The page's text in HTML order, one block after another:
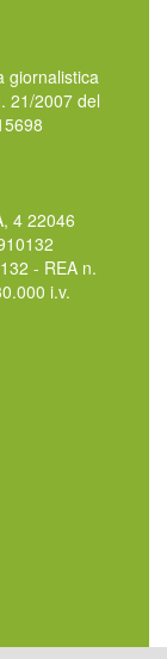
giornalistica
21/2007 del
4 22046
- REA n.
i.v.